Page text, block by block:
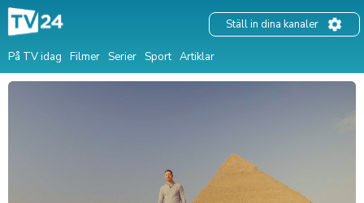
På TV idag Filmer Serier Sport Artiklar
Ställ in dina kanaler